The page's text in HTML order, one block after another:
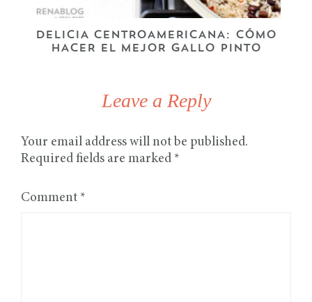
DELICIA CENTROAMERICANA: CÓMO
HACER EL MEJOR GALLO PINTO
Leave a Reply
Your email address will not be published.
Required fields are marked *
Comment *